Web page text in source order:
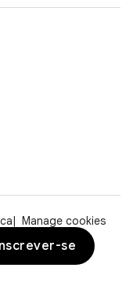
Manage cookies
se